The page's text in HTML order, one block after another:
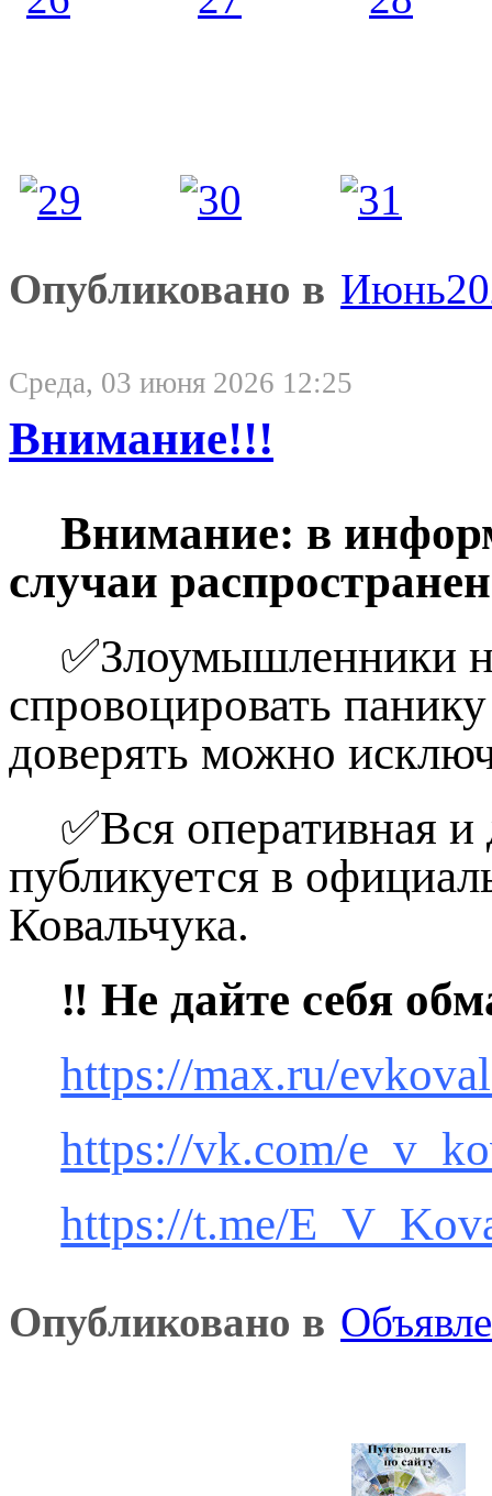
Опубликовано в
Среда, 03 июня 2026 12:25
Внимание!!!
Внимание: в
случаи
✅Злоумышленники
спровоцировать
доверять можно
✅Вся оперативная
публикуется в
Ковальчука.
‼️ Не дайте себя
https://max.ru/
https://vk.com/
https://t.me/
Опубликовано в